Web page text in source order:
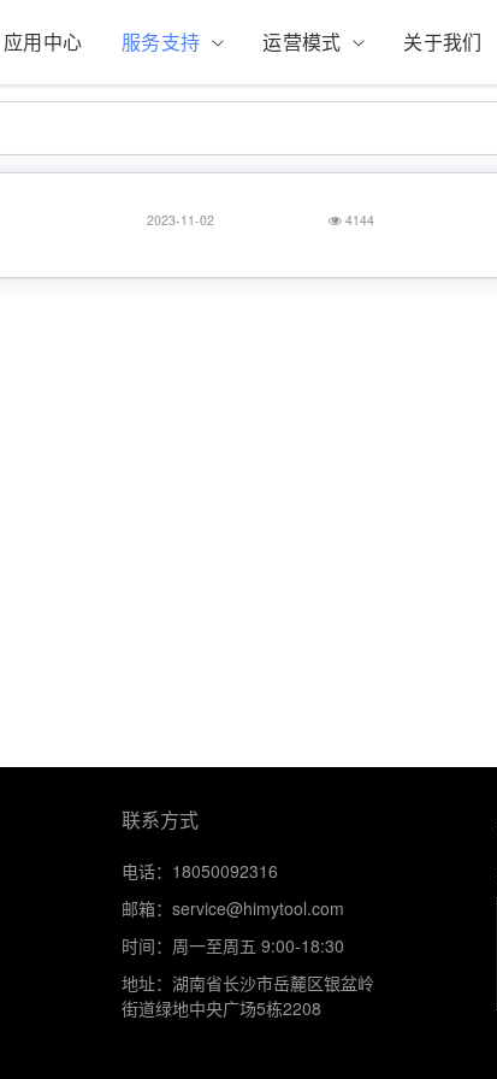
应用中心 服务支持 运营模式 关于我们
2023-11-02 4144
联系方式
电话：18050092316
邮箱：service@himytool.com
时间：周一至周五 9:00-18:30
地址：湖南省长沙市岳麓区银盆岭
街道绿地中央广场5栋2208